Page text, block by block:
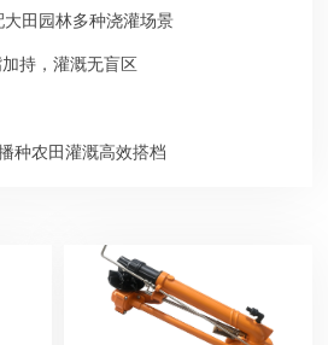
田园林多种浇灌场景
持，灌溉无盲区
种农田灌溉高效搭档